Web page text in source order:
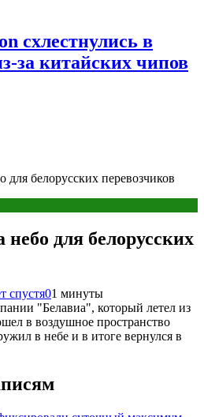
схлестнулись в
за китайских чипов
для белорусских перевозчиков
для белорусских
спустя01 минуты
"Белавиа", который летел из
в воздушное пространство
в небе и в итоге вернулся в